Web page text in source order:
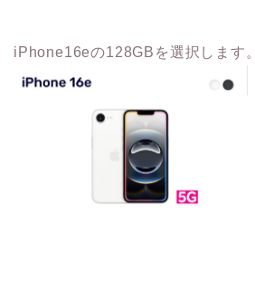
iPhone16eの128GBを選択します。